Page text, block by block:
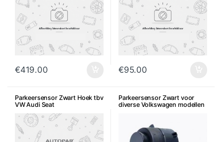
€419.00 €95.00
Parkeersensor Zwart Hoek tbv
VW Audi Seat
Parkeersensor Zwart voor
diverse Volkswagen modellen